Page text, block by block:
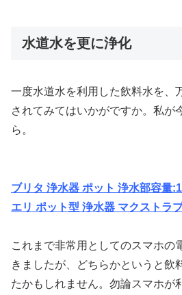
水道水を更に浄化
一度水道水を利用した飲料水を、
されてみてはいかがですか。私が
ら。
ブリタ 浄水器 ポット 浄水部容量
エリ ポット型 浄水器 マクストラ
これまで非常用としてのスマホの
きましたが、どちらかというと飲
たかもしれません。勿論スマホが